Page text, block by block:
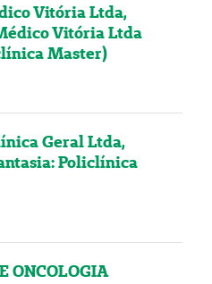
Vitória Ltda,
Vitória Ltda
Master)
Geral Ltda,
Policlínica
ONCOLOGIA